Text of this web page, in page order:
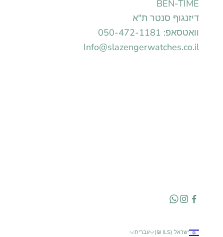
BEN-TIME
דיזנגוף סנטר ת"א
וואטסאפ: 050-472-1181
Info@slazengerwatches.co.il
ישראל (ILS ₪) עברית